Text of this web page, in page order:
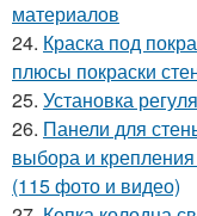
материалов
24. Краска под
плюсы покраски
25. Установка
26. Панели для
выбора и
(115 фото и видео)